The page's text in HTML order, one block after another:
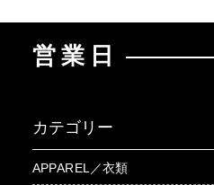
営業日
カテゴリー
APPAREL／衣類